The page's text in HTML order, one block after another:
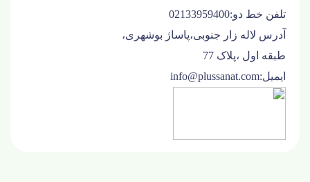
تلفن خط دو:02133959400
آدرس لاله زار جنوبی،پاساژ بوشهری،
طبقه اول ،پلاک 77
ایمیل:info@plussanat.com